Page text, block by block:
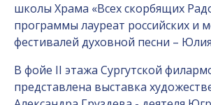
школы Храма «Всех скорбящих
программы лауреат российских и
фестивалей духовной песни –
В фойе II этажа Сургутской
представлена выставка